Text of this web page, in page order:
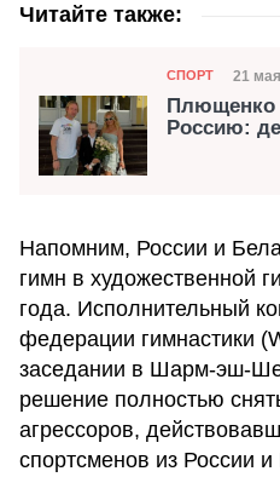
Читайте также:
Категория
СПОРТ 21
Плющенко
Россию:
Напомним, России и
гимн в художественной
года. Исполнительный
федерации гимнастики
заседании в Шарм-эш-
решение полностью
агрессоров,
спортсменов из России